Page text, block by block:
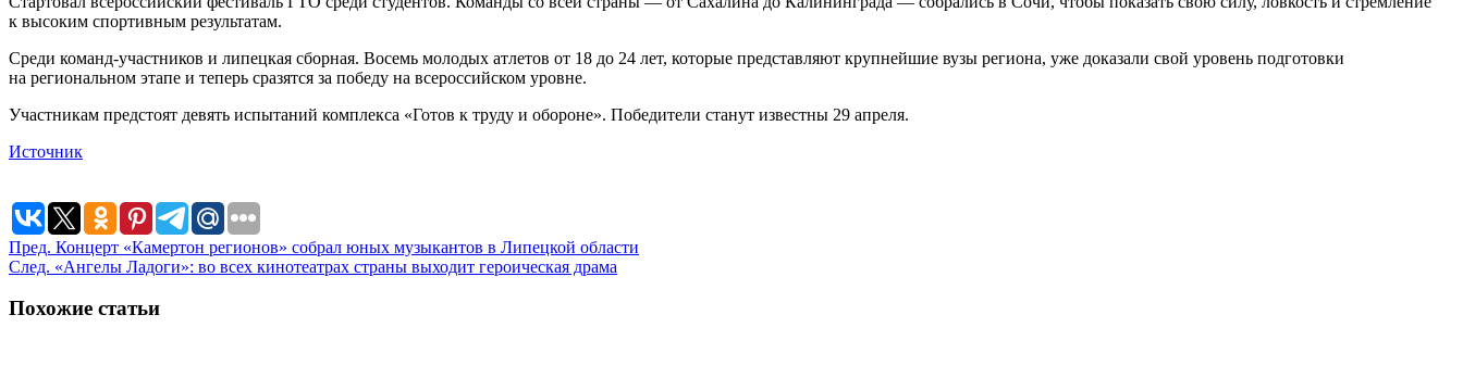
к высоким спортивным результатам.
Среди команд-участников и липецкая сборная. Восемь молодых атлетов от 18 до 24 лет, которые представляют крупнейшие вузы региона, уже доказали свой уровень подготовки
на региональном этапе и теперь сразятся за победу на всероссийском уровне.
Участникам предстоят девять испытаний комплекса «Готов к труду и обороне». Победители станут известны 29 апреля.
Источник
Пред. Концерт «Камертон регионов» собрал юных музыкантов в Липецкой области
След. «Ангелы Ладоги»: во всех кинотеатрах страны выходит героическая драма
Похожие статьи